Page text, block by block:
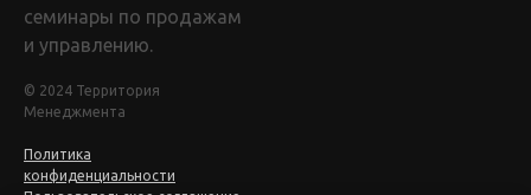
семинары по продажам
и управлению.
© 2024 Территория
Менеджмента
Политика
конфиденциальности